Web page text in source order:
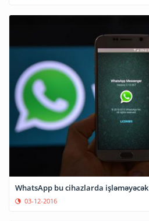
WhatsApp bu cihazlarda işləməyəcək
03-12-2016